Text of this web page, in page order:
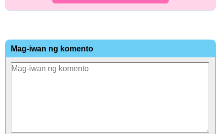
Mag-iwan ng komento